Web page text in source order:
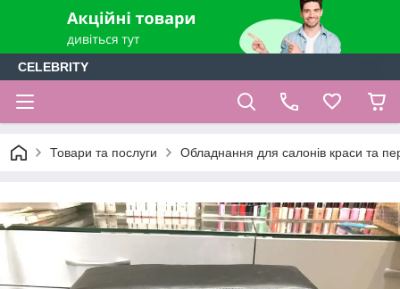
CELEBRITY
Товари та послуги Обладнання для салонів краси та